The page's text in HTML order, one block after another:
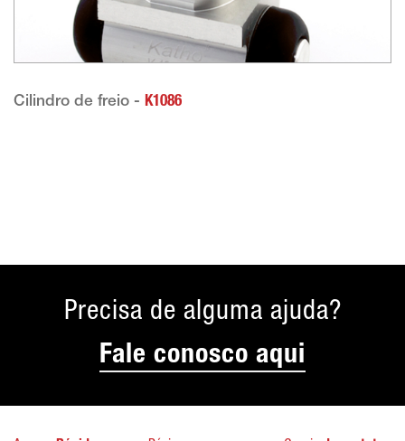
Cilindro de freio - K1086
Precisa de alguma ajuda?
Fale conosco aqui